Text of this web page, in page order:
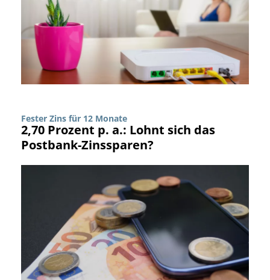
Fester Zins für 12 Monate
2,70 Prozent p. a.: Lohnt sich das
Postbank-Zinssparen?